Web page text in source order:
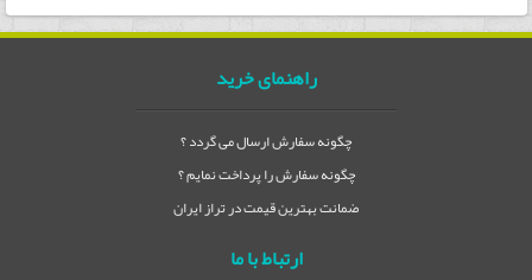
راهنمای خرید
چگونه سفارش ارسال می گردد ؟
چگونه سفارش را پرداخت نمایم ؟
ضمانت بهترین قیمت در تراز ایران
ارتباط با ما